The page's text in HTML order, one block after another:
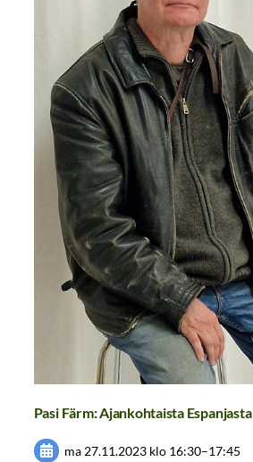
Pasi Färm: Ajankohtaista Espanjasta
ma 27.11.2023 klo 16:30–17:45